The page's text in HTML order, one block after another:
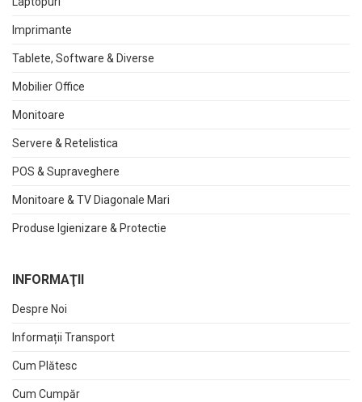
Imprimante
Tablete, Software & Diverse
Mobilier Office
Monitoare
Servere & Retelistica
POS & Supraveghere
Monitoare & TV Diagonale Mari
Produse Igienizare & Protectie
INFORMAŢII
Despre Noi
Informații Transport
Cum Plătesc
Cum Cumpăr